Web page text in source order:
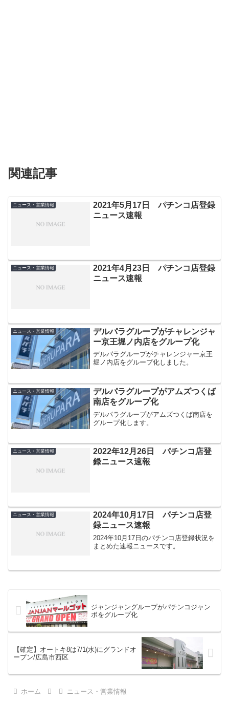
関連記事
ニュース・営業情報
2021年5月17日 パチンコ店登録
ニュース速報
ニュース・営業情報
2021年4月23日 パチンコ店登録
ニュース速報
ニュース・営業情報
デルパラグループがチャレンジャ
ー京王堀ノ内店をグループ化
デルパラグループがチャレンジャー京王
堀ノ内店をグループ化しました。
ニュース・営業情報
デルパラグループがアムズつくば
南店をグループ化
デルパラグループがアムズつくば南店を
グループ化します。
ニュース・営業情報
2022年12月26日 パチンコ店登
録ニュース速報
ニュース・営業情報
2024年10月17日 パチンコ店登
録ニュース速報
2024年10月17日のパチンコ店登録状況を
まとめた速報ニュースです。
ジャンジャングループがパチンコジャン
ボをグループ化
【確定】オートキ8は7/1(水)にグランドオ
ープン/広島市西区
ホーム ニュース・営業情報